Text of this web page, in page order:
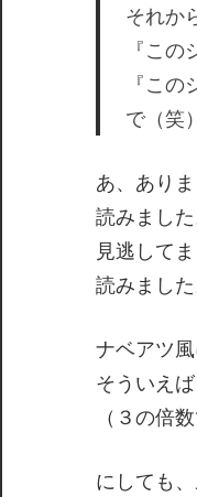
それか
『こ
『こ
で（笑）
あ、あり
読みまし
見逃して
読みました
ナベアツ
そういえ
（３の倍
にしても